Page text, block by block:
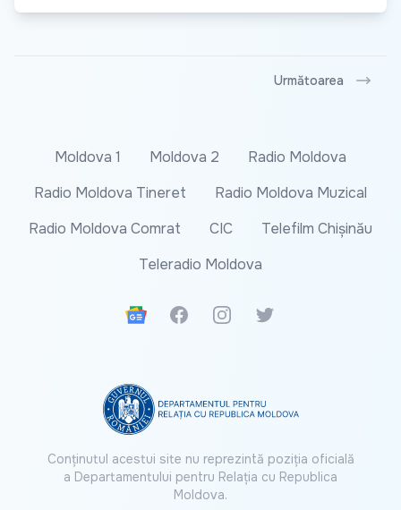
Următoarea
Moldova 1 Moldova 2
Radio Moldova
Radio Moldova Tineret
Radio Moldova Muzical
Radio Moldova Comrat
CIC
Telefilm Chișinău
Teleradio Moldova
Google News
FacebookInstagramTwitter
Conținutul acestui site nu reprezintă poziția oficială
a Departamentului pentru Relația cu Republica
Moldova.